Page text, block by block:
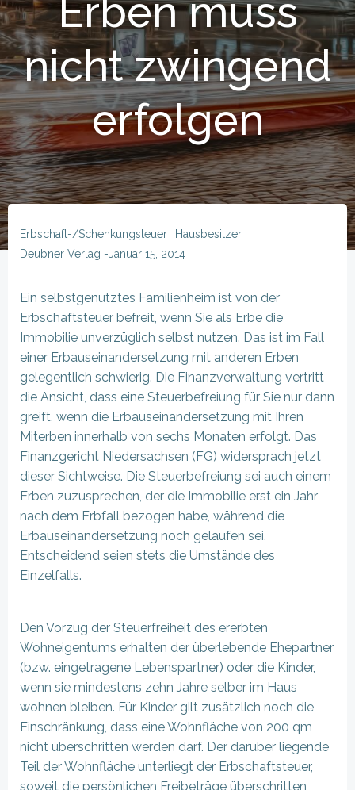
Erben muss
nicht zwingend
erfolgen
Erbschaft-/Schenkungsteuer
Hausbesitzer
Deubner Verlag -Januar 15, 2014
Ein selbstgenutztes Familienheim ist von der
Erbschaftsteuer befreit, wenn Sie als Erbe die
Immobilie unverzüglich selbst nutzen. Das ist im Fall
einer Erbauseinandersetzung mit anderen Erben
gelegentlich schwierig. Die Finanzverwaltung vertritt
die Ansicht, dass eine Steuerbefreiung für Sie nur dann
greift, wenn die Erbauseinandersetzung mit Ihren
Miterben innerhalb von sechs Monaten erfolgt. Das
Finanzgericht Niedersachsen (FG) widersprach jetzt
dieser Sichtweise. Die Steuerbefreiung sei auch einem
Erben zuzusprechen, der die Immobilie erst ein Jahr
nach dem Erbfall bezogen habe, während die
Erbauseinandersetzung noch gelaufen sei.
Entscheidend seien stets die Umstände des
Einzelfalls.
Den Vorzug der Steuerfreiheit des ererbten
Wohneigentums erhalten der überlebende Ehepartner
(bzw. eingetragene Lebenspartner) oder die Kinder,
wenn sie mindestens zehn Jahre selber im Haus
wohnen bleiben. Für Kinder gilt zusätzlich noch die
Einschränkung, dass eine Wohnfläche von 200 qm
nicht überschritten werden darf. Der darüber liegende
Teil der Wohnfläche unterliegt der Erbschaftsteuer,
soweit die persönlichen Freibeträge überschritten